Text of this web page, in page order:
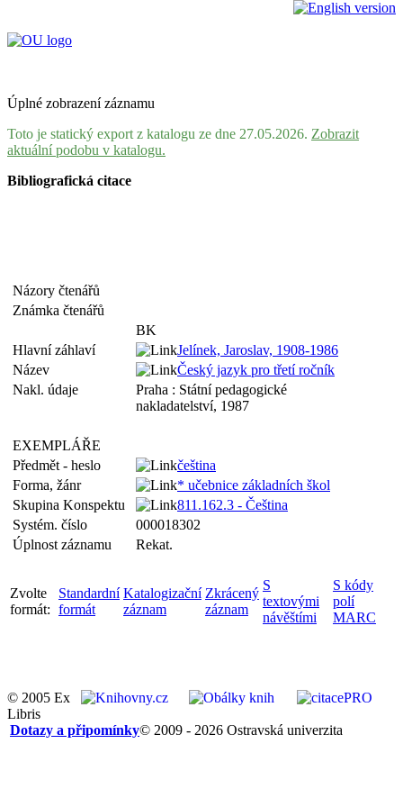
Úplné zobrazení záznamu
Toto je statický export z katalogu ze dne 27.05.2026. Zobrazit
aktuální podobu v katalogu.
Bibliografická citace
Názory čtenářů
Známka čtenářů
BK
Hlavní záhlaví
Jelínek, Jaroslav, 1908-1986
Název
Český jazyk pro třetí ročník
Nakl. údaje
Praha : Státní pedagogické
nakladatelství, 1987
EXEMPLÁŘE
Předmět - heslo
čeština
Forma, žánr
* učebnice základních škol
Skupina Konspektu
811.162.3 - Čeština
Systém. číslo
000018302
Úplnost záznamu
Rekat.
Zvolte
formát:
Standardní
formát
Katalogizační
záznam
Zkrácený
záznam
S
textovými
návěštími
S kódy
polí
MARC
© 2005 Ex
Libris
© 2009 - 2026 Ostravská univerzita
Dotazy a připomínky